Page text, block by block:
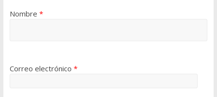
Nombre *
Correo electrónico *